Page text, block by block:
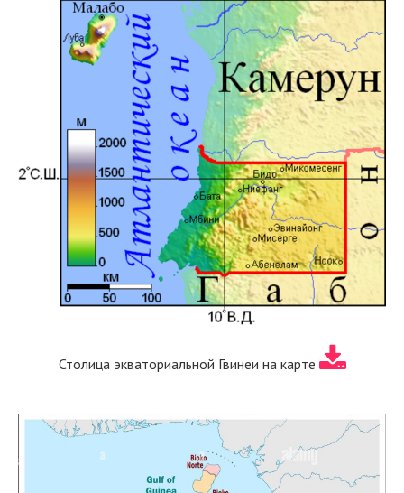
Столица экваториальной Гвинеи на карте